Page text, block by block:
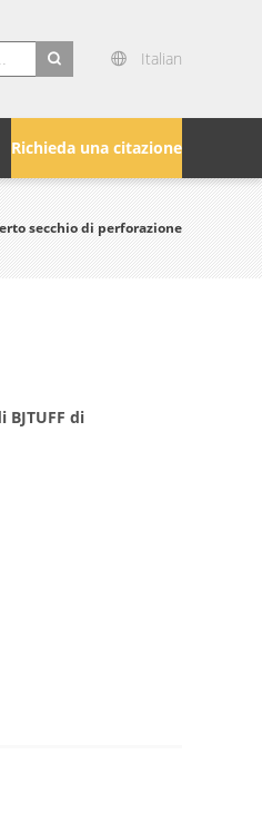
Italian
Richieda una citazione
secchio di perforazione
di